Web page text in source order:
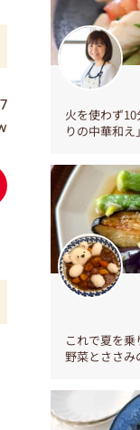
火を使わず
りの中華和え
これで夏を
野菜とささみ